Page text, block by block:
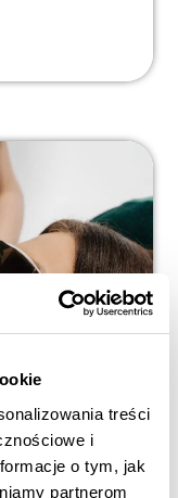
treści
i
o tym, jak
partnerom
— как
кожу